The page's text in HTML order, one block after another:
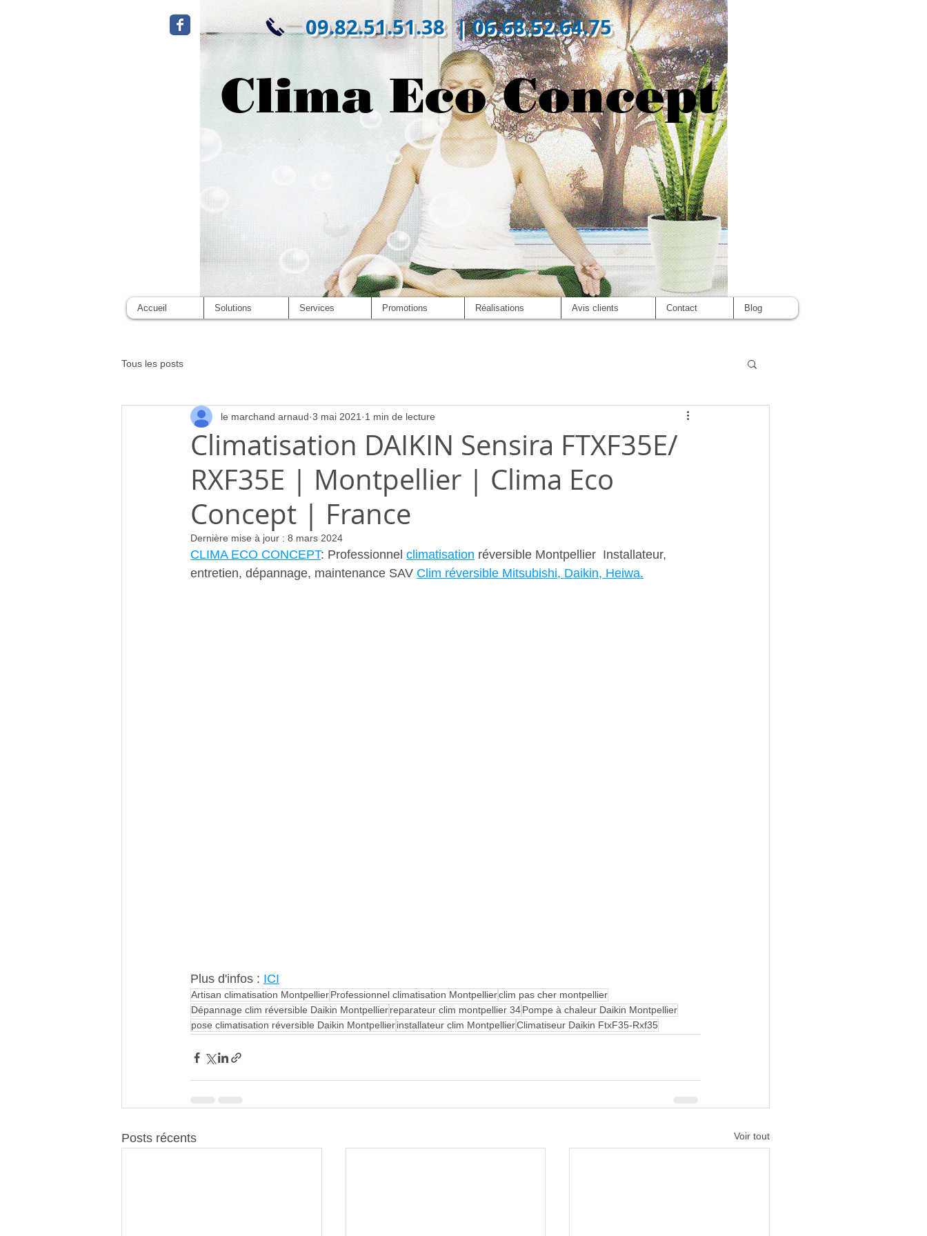
09.82.51.51.38 | 06.68.52.64.75
Clima Eco Concept
Accueil Solutions Services Promotions Réalisations Avis clients Contact Blog
Tous les posts
Climatisation DAIKIN Sensira FTXF35E/
RXF35E | Montpellier | Clima Eco
Concept | France
le marchand arnaud 3 mai 2021 1 min de lecture
Dernière mise à jour : 8 mars 2024
CLIMA ECO CONCEPT: Professionnel climatisation réversible Montpellier  Installateur,
entretien, dépannage, maintenance SAV Clim réversible Mitsubishi, Daikin, Heiwa.
Plus d'infos : ICI
Artisan climatisation MontpellierProfessionnel climatisation Montpellierclim pas cher montpellier
Dépannage clim réversible Daikin Montpellierreparateur clim montpellier 34Pompe à chaleur Daikin Montpellier
pose climatisation réversible Daikin Montpellierinstallateur clim MontpellierClimatiseur Daikin FtxF35-Rxf35
Posts récents Voir tout